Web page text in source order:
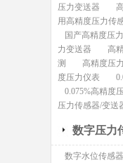
压力变送器
用高精度压力传
国产高精度压
力变送器
高
测
高精度压
度压力仪表
0.075%高精度
压力传感器/变送
数字压力
数字水位传感器